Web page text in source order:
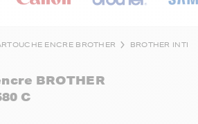
ENCRE BROTHER BROTHER
BROTHER
C